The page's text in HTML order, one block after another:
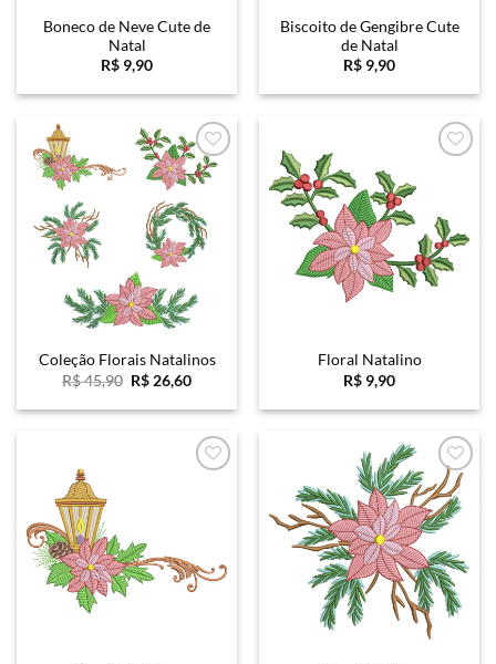
Boneco de Neve Cute de
Natal
R$ 9,90
Biscoito de Gengibre Cute
de Natal
R$ 9,90
Favoritar
Coleção Florais Natalinos
R$45,90 O
original
R$ 26,60O
atual
R$ 26,60.
Floral Natalino
R$ 9,90
Favoritar